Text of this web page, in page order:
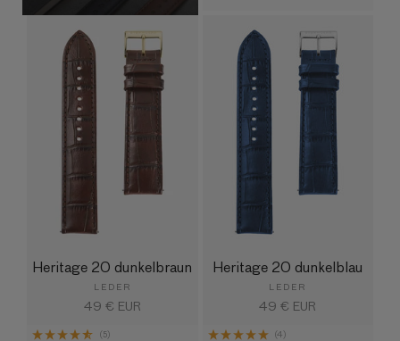
Heritage 20 dunkelbraun
LEDER
Normaler
49 € EUR
(5)
Heritage 20 dunkelblau
LEDER
Normaler
49 € EUR
(4)